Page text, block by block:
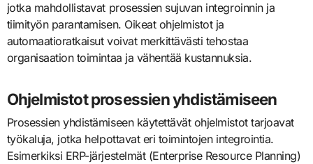
jotka mahdollistavat prosessien sujuvan integroinnin ja
tiimityön parantamisen. Oikeat ohjelmistot ja
automaatioratkaisut voivat merkittävästi tehostaa
organisaation toimintaa ja vähentää kustannuksia.
Ohjelmistot prosessien yhdistämiseen
Prosessien yhdistämiseen käytettävät ohjelmistot tarjoavat
työkaluja, jotka helpottavat eri toimintojen integrointia.
Esimerkiksi ERP-järjestelmät (Enterprise Resource Planning)